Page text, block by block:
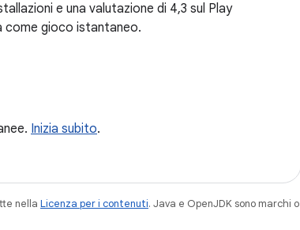
e una valutazione di 4,3 sul Play
come gioco istantaneo.
Inizia subito.
nella Licenza per i contenuti. Java e OpenJDK sono marchi o